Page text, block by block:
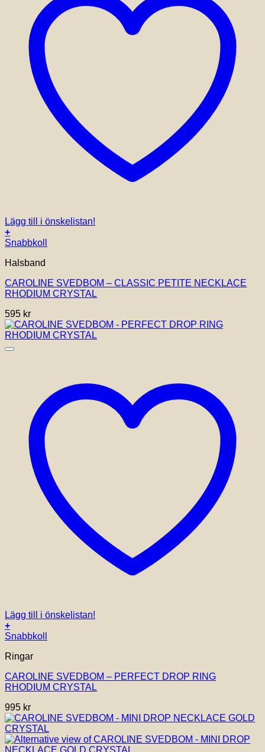
Lägg till i önskelistan!
+
Snabbkoll
Halsband
CAROLINE SVEDBOM – CLASSIC PETITE NECKLACE
RHODIUM CRYSTAL
595 kr
Lägg till i önskelistan!
+
Snabbkoll
Ringar
CAROLINE SVEDBOM – PERFECT DROP RING
RHODIUM CRYSTAL
995 kr